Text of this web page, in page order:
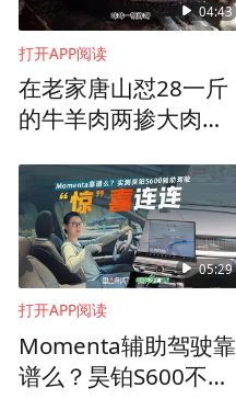
04:43
打开APP阅读
在老家唐山怼28一斤
的牛羊肉两掺大肉
05:29
打开APP阅读
Momenta辅助驾驶靠
谱么？昊铂S600不到